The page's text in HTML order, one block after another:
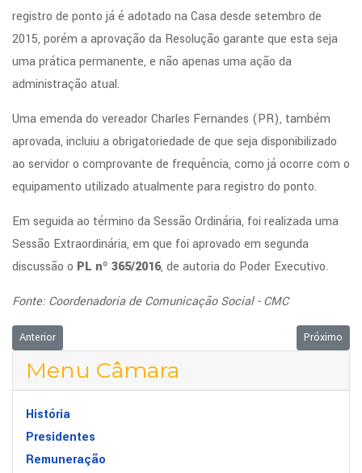
registro de ponto já é adotado na Casa desde setembro de
2015, porém a aprovação da Resolução garante que esta seja
uma prática permanente, e não apenas uma ação da
administração atual.
Uma emenda do vereador Charles Fernandes (PR), também
aprovada, incluiu a obrigatoriedade de que seja disponibilizado
ao servidor o comprovante de frequência, como já ocorre com o
equipamento utilizado atualmente para registro do ponto.
Em seguida ao término da Sessão Ordinária, foi realizada uma
Sessão Extraordinária, em que foi aprovado em segunda
discussão o PL nº 365/2016, de autoria do Poder Executivo.
Fonte: Coordenadoria de Comunicação Social - CMC
Artigo anterior: Vereadores aprovam Título de Cidadão Cruzeirense e
Anterior Próximo
Próximo
Menu Câmara
História
Presidentes
Remuneração